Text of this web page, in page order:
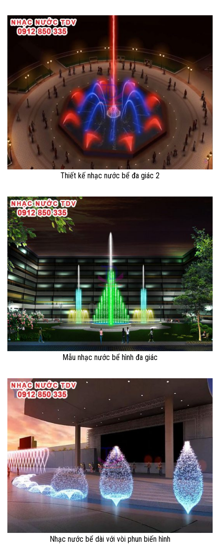
Thiết kế nhạc nước bể đa giác 2
Mẫu nhạc nước bể hình đa giác
Nhạc nước bể dài với vòi phun biến hình